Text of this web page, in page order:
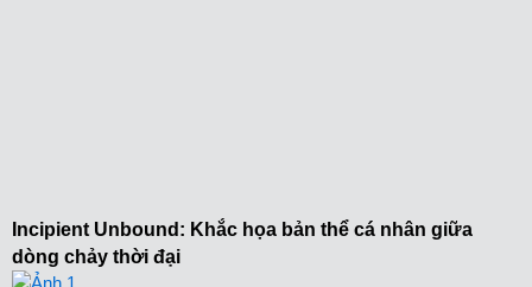
Incipient Unbound: Khắc họa bản thể cá nhân giữa
dòng chảy thời đại